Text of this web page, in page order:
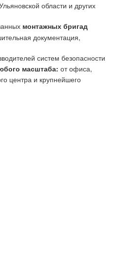
области и других
монтажных бригад
документация,
систем безопасности
масштаба: от офиса,
центра и крупнейшего